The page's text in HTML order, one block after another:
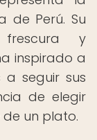
de Perú. Su
y
inspirado a
seguir sus
de elegir
un plato.